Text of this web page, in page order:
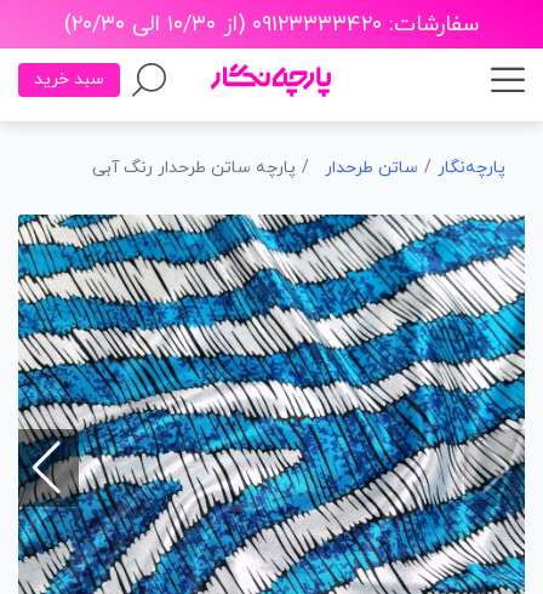
سفارشات: ۰۹۱۲۳۳۳۳۴۲۰ (از ۱۰/۳۰ الی ۲۰/۳۰)
سبد خرید
پارچه‌نگار ساتن طرحدار پارچه ساتن طرحدار رنگ آبی